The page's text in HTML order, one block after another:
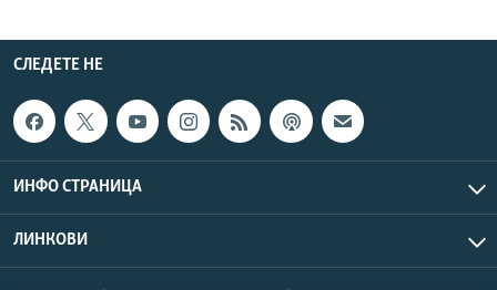
СЛЕДЕТЕ НЕ
ИНФО СТРАНИЦА
ЛИНКОВИ